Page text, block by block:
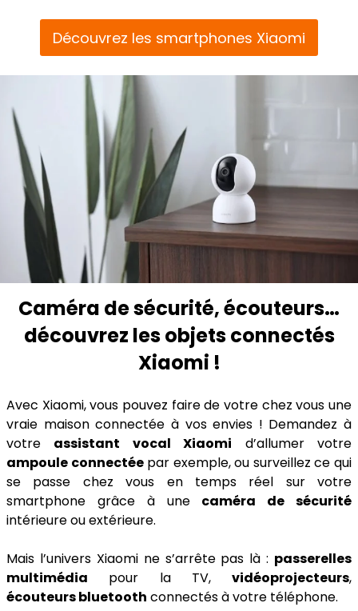
Découvrez les smartphones Xiaomi
Caméra de sécurité, écouteurs…
découvrez les objets connectés
Xiaomi !
Avec Xiaomi, vous pouvez faire de votre chez vous une
vraie maison connectée à vos envies ! Demandez à
votre assistant vocal Xiaomi d’allumer votre
ampoule connectéepar exemple, ou surveillez ce qui
se passe chez vous en temps réel sur votre
smartphone grâce à une caméra de sécurité
intérieure ou extérieure.
Mais l’univers Xiaomi ne s’arrête pas là : passerelles
multimédia pour la TV, vidéoprojecteurs,
écouteurs bluetooth connectés à votre téléphone.